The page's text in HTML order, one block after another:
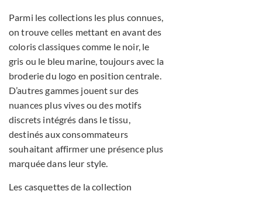
Parmi les collections les plus connues,
on trouve celles mettant en avant des
coloris classiques comme le noir, le
gris ou le bleu marine, toujours avec la
broderie du logo en position centrale.
D’autres gammes jouent sur des
nuances plus vives ou des motifs
discrets intégrés dans le tissu,
destinés aux consommateurs
souhaitant affirmer une présence plus
marquée dans leur style.
Les casquettes de la collection